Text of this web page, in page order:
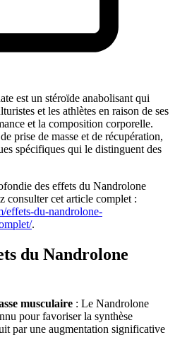
est un stéroïde anabolisant qui
et les athlètes en raison de ses
et la composition corporelle.
prise de masse et de récupération,
spécifiques qui le distinguent des
des effets du Nandrolone
consulter cet article complet :
effets-du-nandrolone-
.
du Nandrolone
musculaire : Le Nandrolone
pour favoriser la synthèse
par une augmentation significative